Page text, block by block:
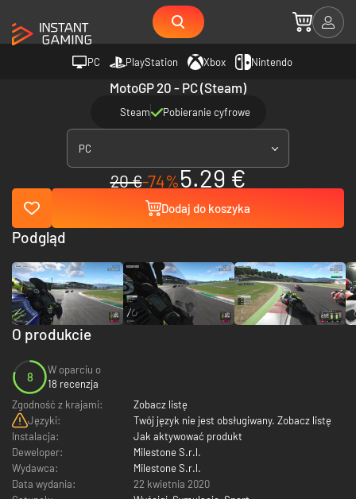
PC PlayStation Xbox Nintendo
MotoGP 20 - PC (Steam)
Steam Pobieranie cyfrowe
PC
20 €-74%5.29 €
Dodaj do koszyka
O produkcie
8
W oparciu o
18 recenzja
Zgodność z krajami:
Zobacz listę
Języki:
Twój język nie jest obsługiwany. Zobacz listę
Instalacja:
Jak aktywować produkt
Deweloper:
Milestone S.r.l.
Wydawca:
Milestone S.r.l.
Data wydania:
22 kwietnia 2020
Podgląd